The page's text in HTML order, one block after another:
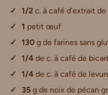
1/2 c. à café d’extrait
1 petit œuf
130 g de farines sans
1/4 de c. à café de
1/4 de c. à café de
35 g de noix de pécan